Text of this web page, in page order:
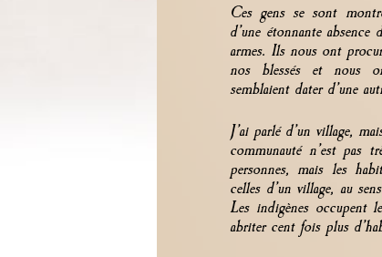
Ces gens se sont
d’une étonnante absence
armes. Ils nous ont
nos blessés et nous
semblaient dater d’une
J’ai parlé d’un village,
communauté n’est pas
personnes, mais les
celles d’un village, au
Les indigènes occupent
abriter cent fois plus